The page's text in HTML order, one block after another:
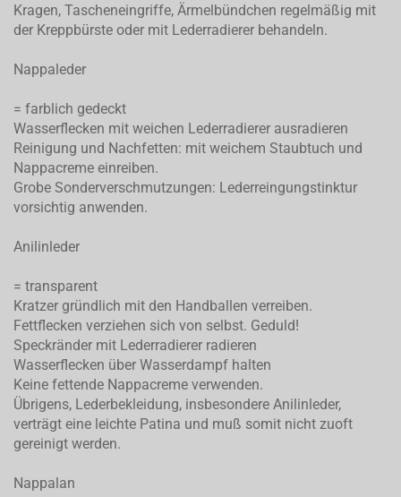
Kragen, Tascheneingriffe, Ärmelbündchen regelmäßig mit
der Kreppbürste oder mit Lederradierer behandeln.
Nappaleder
= farblich gedeckt
Wasserflecken mit weichen Lederradierer ausradieren
Reinigung und Nachfetten: mit weichem Staubtuch und
Nappacreme einreiben.
Grobe Sonderverschmutzungen: Lederreingungstinktur
vorsichtig anwenden.
Anilinleder
= transparent
Kratzer gründlich mit den Handballen verreiben.
Fettflecken verziehen sich von selbst. Geduld!
Speckränder mit Lederradierer radieren
Wasserflecken über Wasserdampf halten
Keine fettende Nappacreme verwenden.
Übrigens, Lederbekleidung, insbesondere Anilinleder,
verträgt eine leichte Patina und muß somit nicht zuoft
gereinigt werden.
Nappalan